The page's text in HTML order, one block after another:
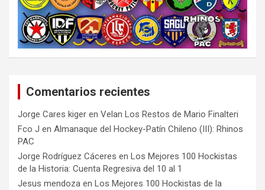
Comentarios recientes
Jorge Cares kiger en Velan Los Restos de Mario Finalteri
Fco J en Almanaque del Hockey-Patín Chileno (III): Rhinos
PAC
Jorge Rodríguez Cáceres en Los Mejores 100 Hockistas
de la Historia: Cuenta Regresiva del 10 al 1
Jesus mendoza en Los Mejores 100 Hockistas de la